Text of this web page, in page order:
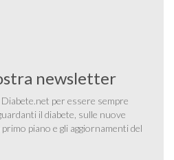
newsletter
per essere sempre
il diabete, sulle nuove
piano e gli aggiornamenti del